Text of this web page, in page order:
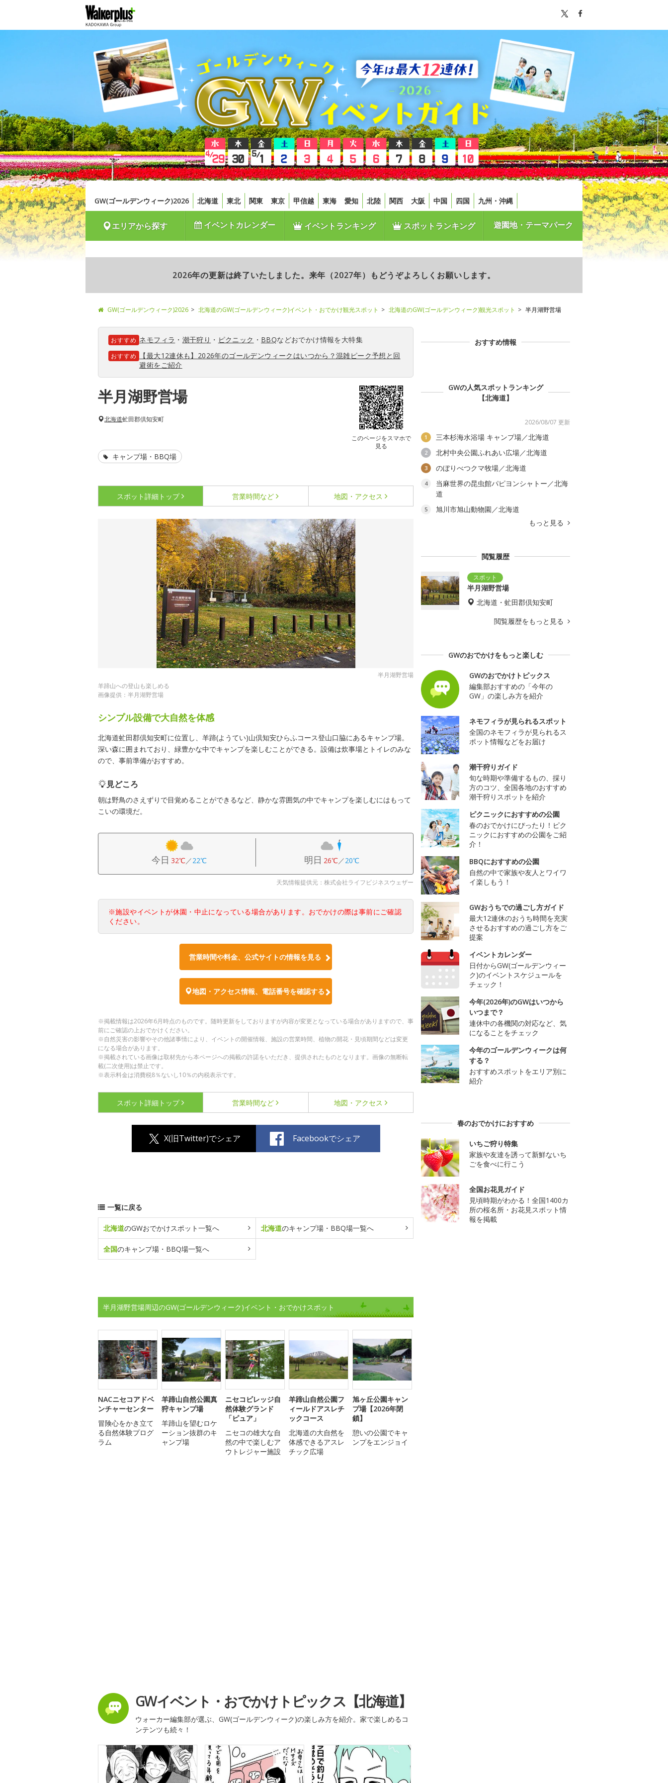
GW(ゴールデンウィーク)2026 北海道 東北 関東 東京 甲信越 東海 愛知 北陸 関西 大阪 中国 四国 九州・沖縄
エリアから探す イベントカレンダー イベントランキング スポットランキング 遊園地・テーマパーク
2026年の更新は終了いたしました。来年（2027年）もどうぞよろしくお願いします。
GW(ゴールデンウィーク)2026 北海道のGW(ゴールデンウィーク)イベント・おでかけ観光スポット 北海道のGW(ゴールデンウィーク)観光スポット 半月湖野営場
おすすめ ネモフィラ ・ 潮干狩り ・ ピクニック ・ BBQなどおでかけ情報を大特集
おすすめ
【最大12連休も】2026年のゴールデンウィークはいつから？混雑ピーク予想と回
避術をご紹介
半月湖野営場
このページをスマホで
見る
北海道虻田郡倶知安町
キャンプ場・BBQ場
スポット詳細 トップ 営業時間など 地図・アクセス
半月湖野営場
羊蹄山への登山も楽しめる
画像提供：半月湖野営場
シンプル設備で大自然を体感
北海道虻田郡倶知安町に位置し、羊蹄(ようてい)山倶知安ひらふコース登山口脇にあるキャンプ場。
深い森に囲まれており、緑豊かな中でキャンプを楽しむことができる。設備は炊事場とトイレのみな
ので、事前準備がおすすめ。
見どころ
朝は野鳥のさえずりで目覚めることができるなど、静かな雰囲気の中でキャンプを楽しむにはもって
こいの環境だ。
今日 32℃／22℃ 明日 26℃／20℃
天気情報提供元：株式会社ライフビジネスウェザー
※施設やイベントが休園・中止になっている場合があります。おでかけの際は事前にご確認
ください。
営業時間や料金、公式サイトの情報を見る
地図・アクセス情報、電話番号を確認する
※掲載情報は2026年6月時点のものです。随時更新をしておりますが内容が変更となっている場合がありますので、事
前にご確認の上おでかけください。
※自然災害の影響やその他諸事情により、イベントの開催情報、施設の営業時間、植物の開花・見頃期間などは変更
になる場合があります。
※掲載されている画像は取材先から本ページへの掲載の許諾をいただき、提供されたものとなります。画像の無断転
載(二次使用)は禁止です。
※表示料金は消費税8％ないし10％の内税表示です。
スポット詳細 トップ 営業時間など 地図・アクセス
X(旧Twitter)でシェア Facebookでシェア
一覧に戻る
北海道のGWおでかけスポット一覧へ 北海道のキャンプ場・BBQ場一覧へ
全国のキャンプ場・BBQ場一覧へ
半月湖野営場周辺のGW(ゴールデンウィーク)イベント・おでかけスポット
NACニセコアドベ
ンチャーセンター
冒険心をかき立て
る自然体験プログ
ラム
羊蹄山自然公園真
狩キャンプ場
羊蹄山を望むロケ
ーション抜群のキ
ャンプ場
ニセコビレッジ自
然体験グランド
「ピュア」
ニセコの雄大な自
然の中で楽しむア
ウトレジャー施設
羊蹄山自然公園フ
ィールドアスレチ
ックコース
北海道の大自然を
体感できるアスレ
チック広場
旭ヶ丘公園キャン
プ場【2026年閉
鎖】
憩いの公園でキャ
ンプをエンジョイ
GWイベント・おでかけトピックス【北海道】
ウォーカー編集部が選ぶ、GW(ゴールデンウィーク)の楽しみ方を紹介。家で楽しめるコ
ンテンツも続々！
おすすめ情報
GWの人気スポットランキング
【北海道】
2026/08/07 更新
1 三本杉海水浴場 キャンプ場／北海道
2 北村中央公園ふれあい広場／北海道
3 のぼりべつクマ牧場／北海道
4
当麻世界の昆虫館パピヨンシャトー／北海
道
5
旭川市旭山動物園／北海道
もっと見る
閲覧履歴
半月湖野営場
北海道・虻田郡倶知安町
閲覧履歴をもっと見る
GWのおでかけをもっと楽しむ
GWのおでかけトピックス
編集部おすすめの「今年の
GW」の楽しみ方を紹介
ネモフィラが見られるスポット
全国のネモフィラが見られるス
ポット情報などをお届け
潮干狩りガイド
旬な時期や準備するもの、採り
方のコツ、全国各地のおすすめ
潮干狩りスポットを紹介
ピクニックにおすすめの公園
春のおでかけにぴったり！ピク
ニックにおすすめの公園をご紹
介！
BBQにおすすめの公園
自然の中で家族や友人とワイワ
イ楽しもう！
GWおうちでの過ごし方ガイド
最大12連休のおうち時間を充実
させるおすすめの過ごし方をご
提案
イベントカレンダー
日付からGW(ゴールデンウィー
ク)のイベントスケジュールを
チェック！
今年(2026年)のGWはいつから
いつまで？
連休中の各機関の対応など、気
になることをチェック
今年のゴールデンウィークは何
する？
おすすめスポットをエリア別に
紹介
春のおでかけにおすすめ
いちご狩り特集
家族や友達を誘って新鮮ないち
ごを食べに行こう
全国お花見ガイド
見頃時期がわかる！全国1400カ
所の桜名所・お花見スポット情
報を掲載